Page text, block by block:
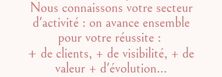
Nous connaissons votre secteur
d'activité : on avance ensemble
pour votre réussite :
+ de clients, + de visibilité, + de
valeur + d'évolution...